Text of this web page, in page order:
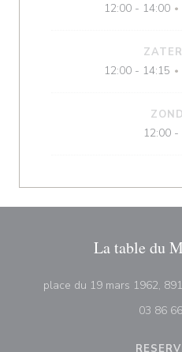
12:00 - 14:00 •
12:00 - 14:15 •
12:00
La table du
place du 19 mars 1962,
03 86